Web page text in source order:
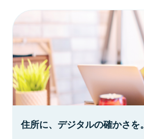
住所に、デジタルの確かさを。